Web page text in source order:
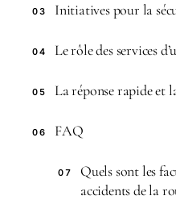
03 Initiatives pour la
04 Le rôle des services
05 La réponse rapide et
06 FAQ
07
Quels sont les
accidents de la